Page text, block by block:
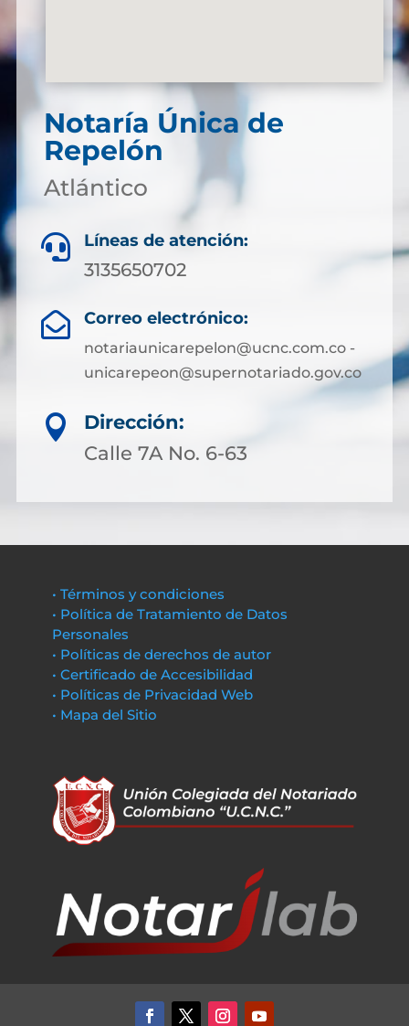
Notaría Única de
Repelón
Atlántico
 Líneas de atención:
3135650702
 Correo electrónico:
notariaunicarepelon@ucnc.com.co -
unicarepeon@supernotariado.gov.co

Dirección:
Calle 7A No. 6-63
• Términos y condiciones
• Política de Tratamiento de Datos
Personales
• Políticas de derechos de autor
• Certificado de Accesibilidad
• Políticas de Privacidad Web
• Mapa del Sitio